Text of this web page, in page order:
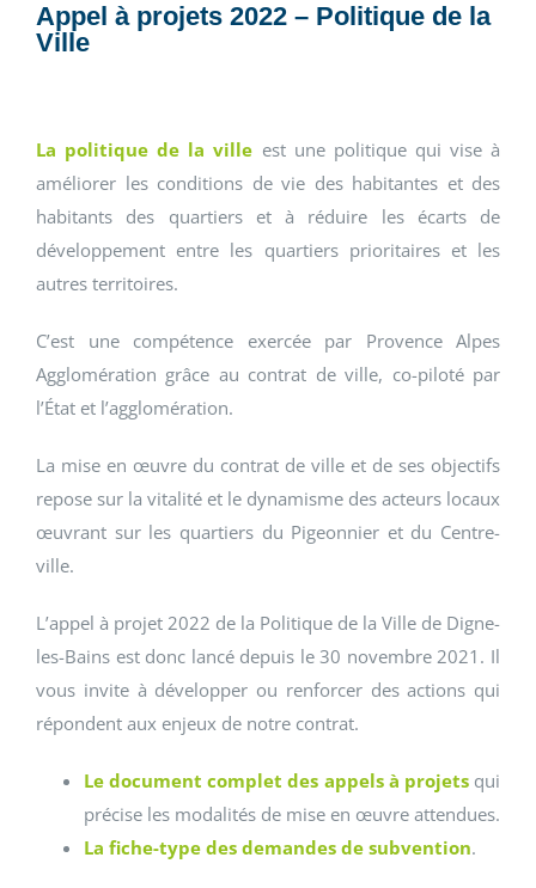
Appel à projets 2022 – Politique de la
Ville
La politique de la ville est une politique qui vise à
améliorer les conditions de vie des habitantes et des
habitants des quartiers et à réduire les écarts de
développement entre les quartiers prioritaires et les
autres territoires.
C’est une compétence exercée par Provence Alpes
Agglomération grâce au contrat de ville, co-piloté par
l’État et l’agglomération.
La mise en œuvre du contrat de ville et de ses objectifs
repose sur la vitalité et le dynamisme des acteurs locaux
œuvrant sur les quartiers du Pigeonnier et du Centre-
ville.
L’appel à projet 2022 de la Politique de la Ville de Digne-
les-Bains est donc lancé depuis le 30 novembre 2021. Il
vous invite à développer ou renforcer des actions qui
répondent aux enjeux de notre contrat.
Le document complet des appels à projetsqui
précise les modalités de mise en œuvre attendues.
La fiche-type des demandes de subvention.